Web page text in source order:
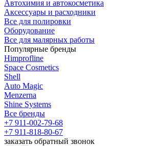
Автохимия и автокосметика
Аксессуары и расходники
Все для полировки
Оборудование
Все для малярных работы
Популярные бренды
Himprofline
Space Cosmetics
Shell
Auto Magic
Menzerna
Shine Systems
Все бренды
+7 911-002-79-68
+7 911-818-80-67
заказать обратный звонок